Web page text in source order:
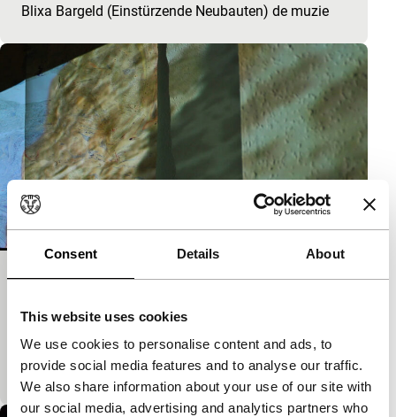
Consent Details About
This website uses cookies
We use cookies to personalise content and ads, to
provide social media features and to analyse our traffic.
We also share information about your use of our site with
our social media, advertising and analytics partners who
Blixa Bargeld (Einstürzende Neubauten) de muzie
that now
Spectrum Shorts
kunstenaar. Een metafoor voor het thuiskomen
nadat je een tijd op een andere plek bent geweest.